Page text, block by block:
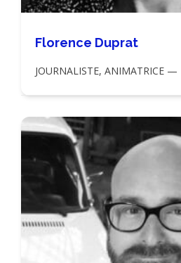
Florence Duprat
JOURNALISTE, ANIMATRICE